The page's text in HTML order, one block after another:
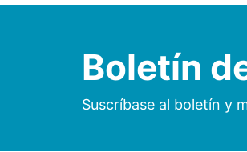
Boletín
Suscríbase al boletín y